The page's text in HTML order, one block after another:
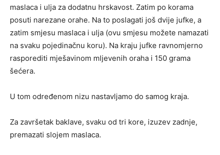
maslaca i ulja za dodatnu hrskavost. Zatim po korama
posuti narezane orahe. Na to poslagati još dvije jufke, a
zatim smjesu maslaca i ulja (ovu smjesu možete namazati
na svaku pojedinačnu koru). Na kraju jufke ravnomjerno
rasporediti mješavinom mljevenih oraha i 150 grama
šećera.
U tom određenom nizu nastavljamo do samog kraja.
Za završetak baklave, svaku od tri kore, izuzev zadnje,
premazati slojem maslaca.